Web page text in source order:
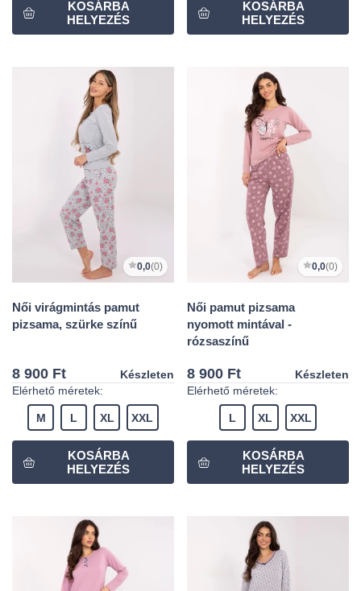
0,0(0)
Női virágmintás pamut
pizsama, szürke színű
8 900 Ft
Készleten
Elérhető méretek:
M L XL XXL
0,0(0)
Női pamut pizsama
nyomott mintával -
rózsaszínű
8 900 Ft
Készleten
Elérhető méretek:
L XL XXL